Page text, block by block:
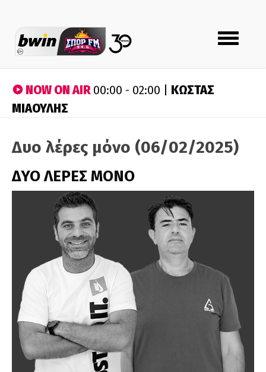
Toggle
navigation
NOW ON AIR00:00 - 02:00 | ΚΩΣΤΑΣ
ΜΙΑΟΥΛΗΣ
Δυο λέρες μόνο (06/02/2025)
ΔΥΟ ΛΕΡΕΣ ΜΟΝΟ